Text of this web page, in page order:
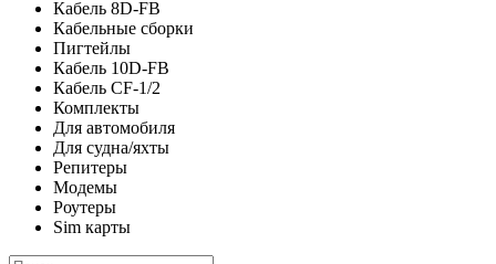
Кабель 8D-FB
Кабельные сборки
Пигтейлы
Кабель 10D-FB
Кабель CF-1/2
Комплекты
Для автомобиля
Для судна/яхты
Репитеры
Модемы
Роутеры
Sim карты